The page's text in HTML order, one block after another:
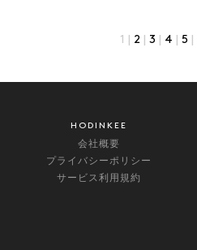
1 2 3 4 5
HODINKEE
会社概要
プライバシーポリシー
サービス利用規約